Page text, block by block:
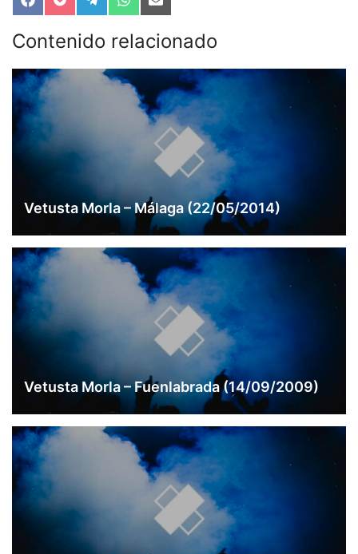
Compartir
en
Facebook
Compartir
en
Pocket
Compartir
en
Telegram
Compartir
en
WhatsApp
Compartir
en
Email
Contenido relacionado
Vetusta Morla – Málaga (22/05/2014)
Vetusta Morla – Fuenlabrada (14/09/2009)